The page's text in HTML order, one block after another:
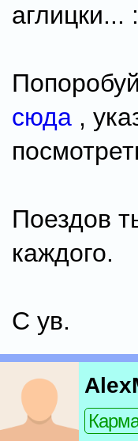
аглицки...
сюда ,
Поездов
каждого.
С ув.